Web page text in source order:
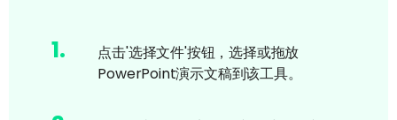
1.
点击'选择文件'按钮，选择或拖放
PowerPoint演示文稿到该工具。